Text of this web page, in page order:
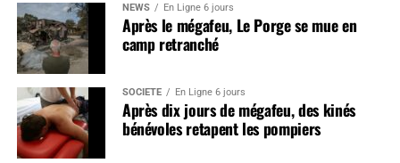
NEWS En Ligne 6 jours
Après le mégafeu, Le Porge se mue en
camp retranché
SOCIÉTÉ En Ligne 6 jours
Après dix jours de mégafeu, des kinés
bénévoles retapent les pompiers